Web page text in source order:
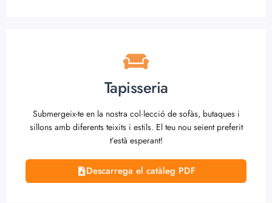
Tapisseria
Submergeix-te en la nostra col·lecció de sofàs, butaques i
sillons amb diferents teixits i estils. El teu nou seient preferit
t’està esperant!
Descarrega el catàleg PDF